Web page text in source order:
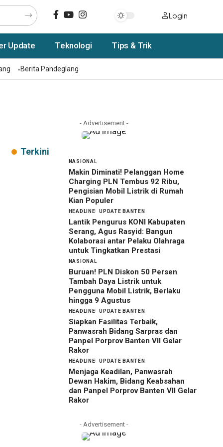
Login
Update Teknologi Tips & Trik
Berita Pandeglang
- Advertisement -
Terkini
NASIONAL
Makin Diminati! Pelanggan Home
Charging PLN Tembus 92 Ribu,
Pengisian Mobil Listrik di Rumah
Kian Populer
HEADLINE UPDATE BANTEN
Lantik Pengurus KONI Kabupaten
Serang, Agus Rasyid: Bangun
Kolaborasi antar Pelaku Olahraga
untuk Tingkatkan Prestasi
NASIONAL
Buruan! PLN Diskon 50 Persen
Tambah Daya Listrik untuk
Pengguna Mobil Listrik, Berlaku
hingga 9 Agustus
HEADLINE UPDATE BANTEN
Siapkan Fasilitas Terbaik,
Panwasrah Bidang Sarpras dan
Panpel Porprov Banten VII Gelar
Rakor
HEADLINE UPDATE BANTEN
Menjaga Keadilan, Panwasrah
Dewan Hakim, Bidang Keabsahan
dan Panpel Porprov Banten VII Gelar
Rakor
- Advertisement -